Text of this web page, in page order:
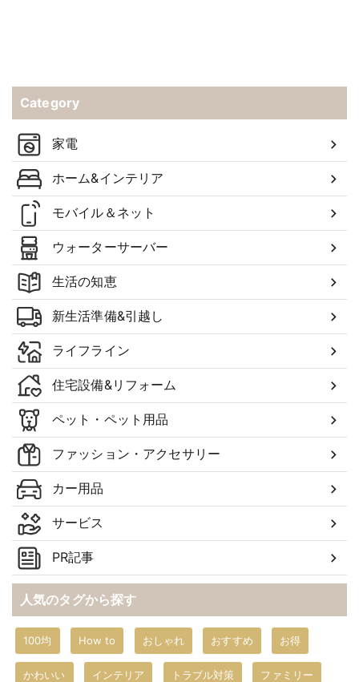
Category
家電
ホーム&インテリア
モバイル＆ネット
ウォーターサーバー
生活の知恵
新生活準備&引越し
ライフライン
住宅設備&リフォーム
ペット・ペット用品
ファッション・アクセサリー
カー用品
サービス
PR記事
人気のタグから探す
100均 How to おしゃれ おすすめ お得
かわいい インテリア トラブル対策 ファミリー